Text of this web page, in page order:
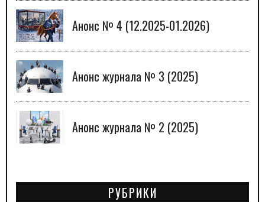
Анонс № 4 (12.2025-01.2026)
Анонс журнала № 3 (2025)
Анонс журнала № 2 (2025)
РУБРИКИ